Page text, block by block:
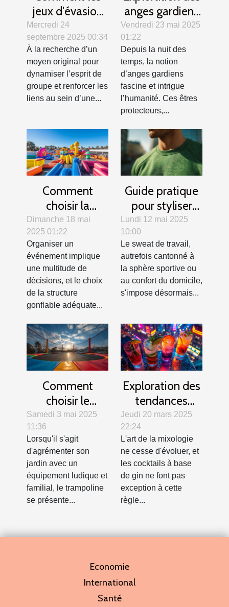
jeux d'évasion
renforcent la
cohésion
d'équipe ?
Mercredi 24
septembre 2025 00:34
À la recherche d’un
moyen original pour
dynamiser l’esprit de
groupe et renforcer les
liens au sein d’une...
anges gardiens
dans différentes
cultures et
traditions
Vendredi 23 mai 2025
01:22
Depuis la nuit des
temps, la notion
d’anges gardiens
fascine et intrigue
l’humanité. Ces êtres
protecteurs,...
Comment
choisir la
structure
gonflable idéale
pour votre
événement
Dimanche 18 mai
2025 01:22
Organiser un
événement implique
une multitude de
décisions, et le choix
de la structure
gonflable adéquate...
Guide pratique
pour styliser
votre sweat de
travail en toutes
saisons
Lundi 12 mai 2025
10:00
Le sweat de travail,
autrefois cantonné à
la sphère sportive ou
au confort du domicile,
s'impose désormais...
Comment
choisir le
trampoline idéal
pour votre jardin
?
Samedi 3 mai 2025
11:36
Lorsqu'il s'agit
d'agrémenter son
jardin avec un
équipement ludique et
familial, le trampoline
se présente...
Exploration des
tendances
modernes des
cocktails au gin
Jeudi 20 mars 2025
22:24
L'art de la mixologie
ne cesse d'évoluer, et
les cocktails à base
de gin ne font pas
exception à cette
règle...
Economie
International
Santé